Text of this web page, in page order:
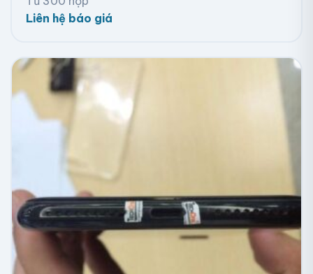
Liên hệ báo giá